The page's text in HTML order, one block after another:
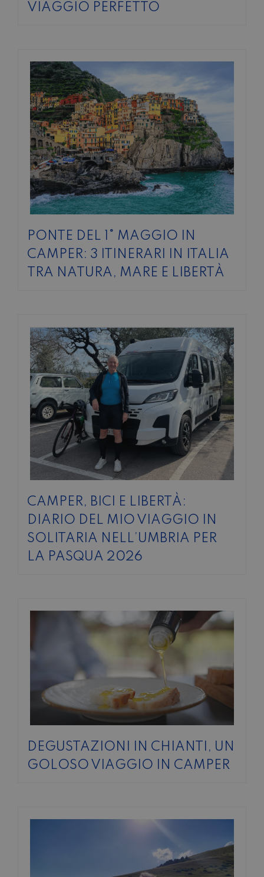
VIAGGIO PERFETTO
PONTE DEL 1° MAGGIO IN
CAMPER: 3 ITINERARI IN ITALIA
TRA NATURA, MARE E LIBERTÀ
CAMPER, BICI E LIBERTÀ:
DIARIO DEL MIO VIAGGIO IN
SOLITARIA NELL’UMBRIA PER
LA PASQUA 2026
DEGUSTAZIONI IN CHIANTI, UN
GOLOSO VIAGGIO IN CAMPER